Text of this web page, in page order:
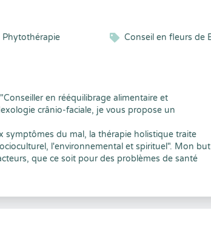
Phytothérapie
en rééquilibrage alimentaire et
crânio-faciale, je vous propose un
symptômes du mal, la thérapie holistique traite
l'environnemental et spirituel". Mon but
que ce soit pour des problèmes de santé